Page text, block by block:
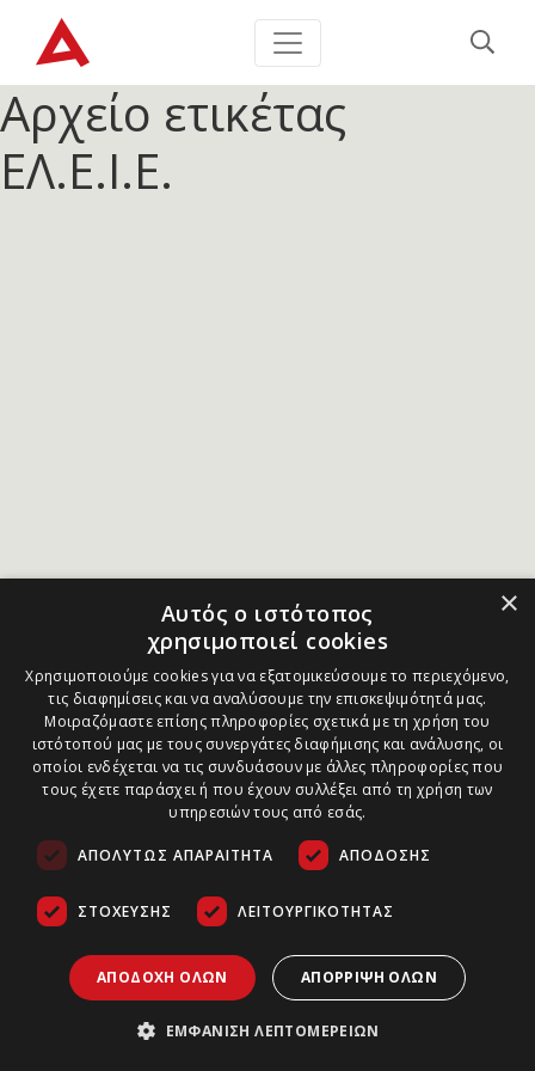
Αρχείο ετικέτας
ΕΛ.Ε.Ι.Ε.
×
Αυτός ο ιστότοπος
χρησιμοποιεί cookies
Χρησιμοποιούμε cookies για να εξατομικεύσουμε το περιεχόμενο,
τις διαφημίσεις και να αναλύσουμε την επισκεψιμότητά μας.
Μοιραζόμαστε επίσης πληροφορίες σχετικά με τη χρήση του
ιστότοπού μας με τους συνεργάτες διαφήμισης και ανάλυσης, οι
οποίοι ενδέχεται να τις συνδυάσουν με άλλες πληροφορίες που
τους έχετε παράσχει ή που έχουν συλλέξει από τη χρήση των
υπηρεσιών τους από εσάς.
ΑΠΟΛΎΤΩΣ ΑΠΑΡΑΊΤΗΤΑ ΑΠΌΔΟΣΗΣ
ΣΤΌΧΕΥΣΗΣ ΛΕΙΤΟΥΡΓΙΚΌΤΗΤΑΣ
ΑΠΟΔΟΧΉ ΌΛΩΝ ΑΠΌΡΡΙΨΗ ΌΛΩΝ
ΕΜΦΆΝΙΣΗ ΛΕΠΤΟΜΕΡΕΙΏΝ